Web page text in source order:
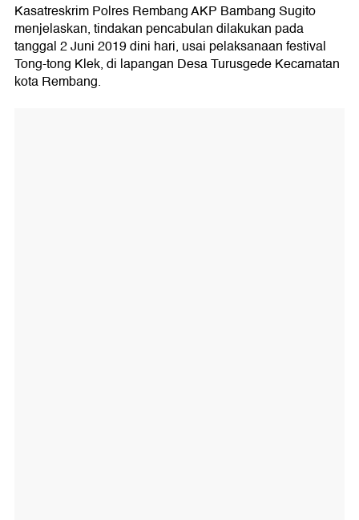
Kasatreskrim Polres Rembang AKP Bambang Sugito
menjelaskan, tindakan pencabulan dilakukan pada
tanggal 2 Juni 2019 dini hari, usai pelaksanaan festival
Tong-tong Klek, di lapangan Desa Turusgede Kecamatan
kota Rembang.